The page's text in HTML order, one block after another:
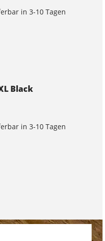
in 3-10 Tagen
Black
in 3-10 Tagen